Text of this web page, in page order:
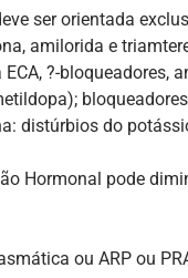
ser orientada
amilorida e
?-
distúrbios do
Hormonal pode
ou ARP ou